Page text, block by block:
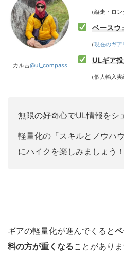
カル吉@ul_compass
（縦走・ロン
ベース
（現在のギア
ULギア
（個人輸入実
無限の好奇心でUL情報をシ
軽量化の『スキルとノウハ
にハイクを楽しみましょう！
ギアの軽量化が進んでくると
料の方が重くなることがありま